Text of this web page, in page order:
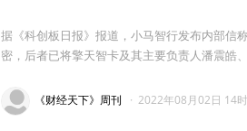
据《科创板日报》报道，小马智行发布内部信
密，后者已将擎天智卡及其主要负责人潘震皓
《财经天下》周刊 · 2022年08月02日 14时